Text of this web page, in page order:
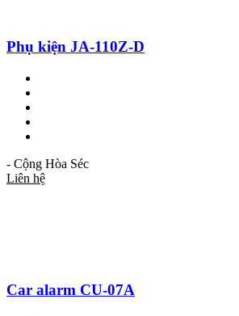
Phụ kiện JA-110Z-D
- Cộng Hòa Séc
Liên hệ
Car alarm CU-07A